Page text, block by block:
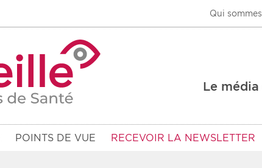
Qui
Le
POINTS DE VUE RECEVOIR LA NEWSLETTER